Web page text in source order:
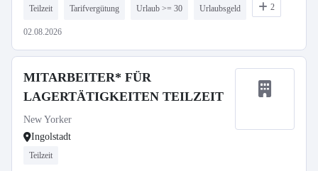
Teilzeit Tarifvergütung Urlaub >= 30 Urlaubsgeld 2
02.08.2026
MITARBEITER* FÜR
LAGERTÄTIGKEITEN TEILZEIT
New Yorker
Ingolstadt
Teilzeit